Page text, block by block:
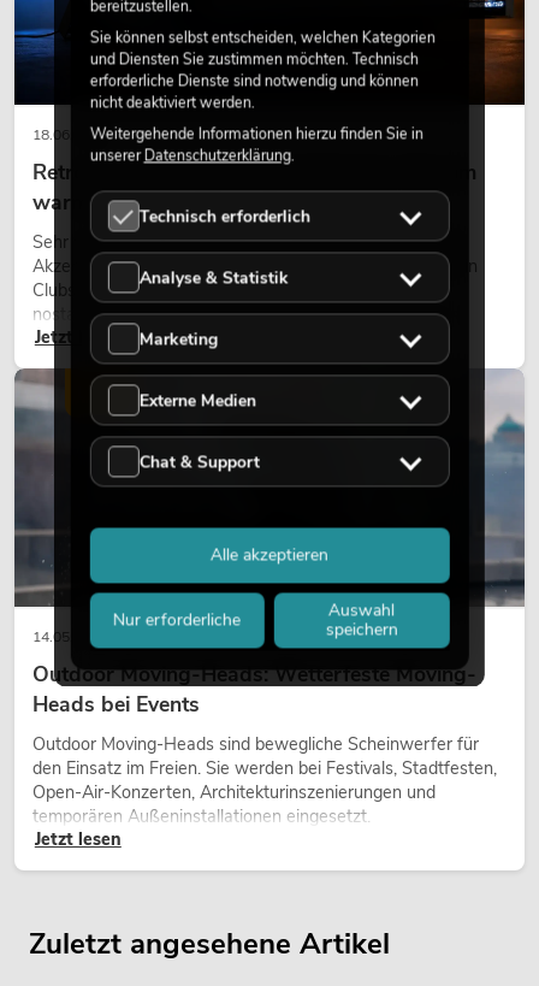
18.06.2026
Retro-Licht im modernen Lichtdesign: Warum
warmes Licht wieder wirkt
Sehr warmes Licht, sichtbare Leuchtflächen und farbige
Akzente prägen viele aktuelle Lichtdesigns auf Bühnen, in
Clubs und bei Events. Retro-Licht ist dabei kein rein
nostalgischer Effekt, sondern ein bewusst eingesetztes
Gestaltungsmittel: Es schafft Atmosphäre, gibt Szenen
Charakter und kann technische LED-Setups emotionaler
wirken lassen.
Jetzt lesen
14.05.2026
Outdoor Moving-Heads: Wetterfeste Moving-
Heads bei Events
Outdoor Moving-Heads sind bewegliche Scheinwerfer für
den Einsatz im Freien. Sie werden bei Festivals, Stadtfesten,
Open-Air-Konzerten, Architekturinszenierungen und
temporären Außeninstallationen eingesetzt.
Jetzt lesen
LICHT
Zuletzt angesehene Artikel
bereitzustellen.
Sie können selbst entscheiden, welchen Kategorien
und Diensten Sie zustimmen möchten. Technisch
erforderliche Dienste sind notwendig und können
nicht deaktiviert werden.
Weitergehende Informationen hierzu finden Sie in
unsererDatenschutzerklärung.
Technisch erforderlich
Analyse & Statistik
Marketing
Externe Medien
Chat & Support
Nur erforderliche
Auswahl
speichern
Alle akzeptieren